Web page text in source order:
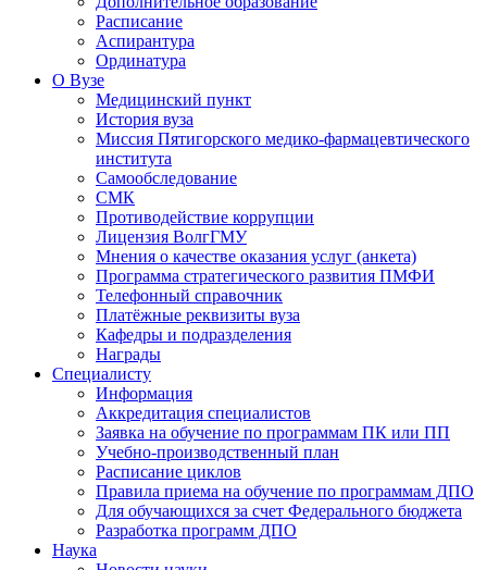
Расписание
Аспирантура
Ординатура
О Вузе
Медицинский пункт
История вуза
Миссия Пятигорского медико-фармацевтического
института
Самообследование
СМК
Противодействие коррупции
Лицензия ВолгГМУ
Мнения о качестве оказания услуг (анкета)
Программа стратегического развития ПМФИ
Телефонный справочник
Платёжные реквизиты вуза
Кафедры и подразделения
Награды
Специалисту
Информация
Аккредитация специалистов
Заявка на обучение по программам ПК или ПП
Учебно-производственный план
Расписание циклов
Правила приема на обучение по программам ДПО
Для обучающихся за счет Федерального бюджета
Разработка программ ДПО
Наука